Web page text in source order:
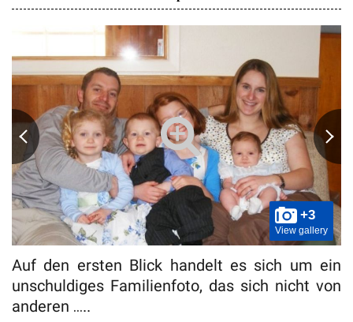
+3
View gallery
Auf den ersten Blick handelt es sich um ein
unschuldiges Familienfoto, das sich nicht von
anderen …..